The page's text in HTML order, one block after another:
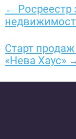
← Росреестр
Старт
«Нева Хаус»